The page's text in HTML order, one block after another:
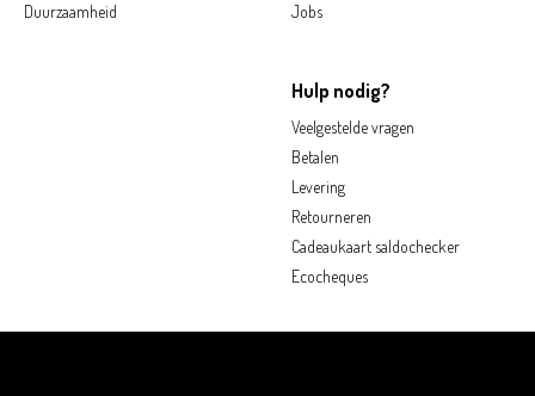
Duurzaamheid
Jobs
Hulp nodig?
Veelgestelde vragen
Betalen
Levering
Retourneren
Cadeaukaart saldochecker
Ecocheques